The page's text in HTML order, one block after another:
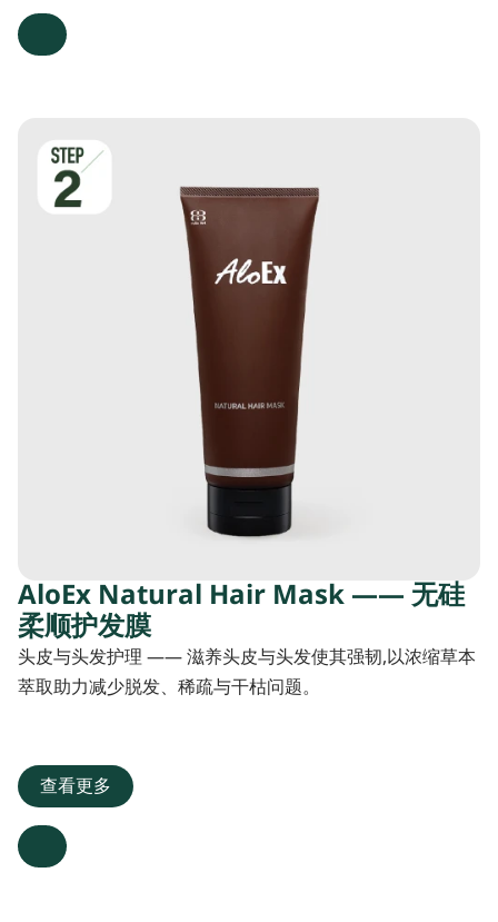
AloEx Natural Hair Mask —— 无硅
柔顺护发膜
头皮与头发护理 —— 滋养头皮与头发使其强韧,以浓缩草本
萃取助力减少脱发、稀疏与干枯问题。
查看更多